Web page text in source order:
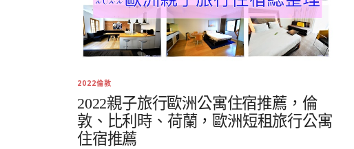
2022倫敦
2022親子旅行歐洲公寓住宿推薦，倫
敦、比利時、荷蘭，歐洲短租旅行公寓
住宿推薦